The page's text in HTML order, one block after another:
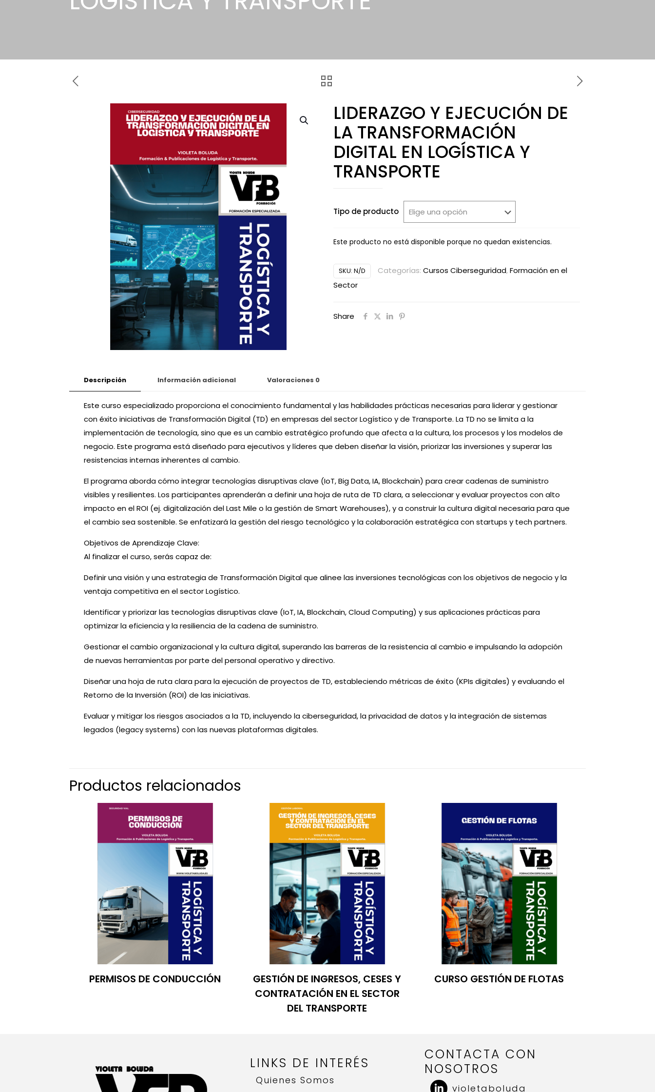
LIDERAZGO Y EJECUCIÓN DE
LA TRANSFORMACIÓN
DIGITAL EN LOGÍSTICA Y
TRANSPORTE
Tipo de producto
Este producto no está disponible porque no quedan existencias.
Alternative:
SKU: N/D Categorías: Cursos Ciberseguridad,Formación en el
Sector
Share
Descripción Información adicional Valoraciones 0
Este curso especializado proporciona el conocimiento fundamental y las habilidades prácticas necesarias para liderar y gestionar
con éxito iniciativas de Transformación Digital (TD) en empresas del sector Logístico y de Transporte. La TD no se limita a la
implementación de tecnología, sino que es un cambio estratégico profundo que afecta a la cultura, los procesos y los modelos de
negocio. Este programa está diseñado para ejecutivos y líderes que deben diseñar la visión, priorizar las inversiones y superar las
resistencias internas inherentes al cambio.
El programa aborda cómo integrar tecnologías disruptivas clave (IoT, Big Data, IA, Blockchain) para crear cadenas de suministro
visibles y resilientes. Los participantes aprenderán a definir una hoja de ruta de TD clara, a seleccionar y evaluar proyectos con alto
impacto en el ROI (ej. digitalización del Last Mile o la gestión de Smart Warehouses), y a construir la cultura digital necesaria para que
el cambio sea sostenible. Se enfatizará la gestión del riesgo tecnológico y la colaboración estratégica con startups y tech partners.
Objetivos de Aprendizaje Clave:
Al finalizar el curso, serás capaz de:
Definir una visión y una estrategia de Transformación Digital que alinee las inversiones tecnológicas con los objetivos de negocio y la
ventaja competitiva en el sector Logístico.
Identificar y priorizar las tecnologías disruptivas clave (IoT, IA, Blockchain, Cloud Computing) y sus aplicaciones prácticas para
optimizar la eficiencia y la resiliencia de la cadena de suministro.
Gestionar el cambio organizacional y la cultura digital, superando las barreras de la resistencia al cambio e impulsando la adopción
de nuevas herramientas por parte del personal operativo y directivo.
Diseñar una hoja de ruta clara para la ejecución de proyectos de TD, estableciendo métricas de éxito (KPIs digitales) y evaluando el
Retorno de la Inversión (ROI) de las iniciativas.
Evaluar y mitigar los riesgos asociados a la TD, incluyendo la ciberseguridad, la privacidad de datos y la integración de sistemas
legados (legacy systems) con las nuevas plataformas digitales.
Productos relacionados
PERMISOS DE CONDUCCIÓN
GESTIÓN DE INGRESOS, CESES Y
CONTRATACIÓN EN EL SECTOR
DEL TRANSPORTE
CURSO GESTIÓN DE FLOTAS
LINKS DE INTERÉS
Quienes Somos
CONTACTA CON
NOSOTROS
violetaboluda